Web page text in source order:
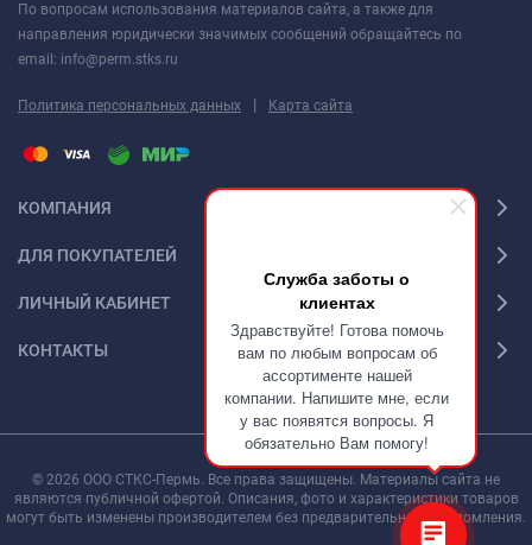
Служба заботы о
клиентах
Здравствуйте! Готова помочь
вам по любым вопросам об
ассортименте нашей
компании. Напишите мне, если
у вас появятся вопросы. Я
обязательно Вам помогу!
По вопросам использования материалов сайта, а также для
направления юридически значимых сообщений обращайтесь по
email: info@perm.stks.ru
Политика персональных данных | Карта сайта
КОМПАНИЯ
ДЛЯ ПОКУПАТЕЛЕЙ
ЛИЧНЫЙ КАБИНЕТ
КОНТАКТЫ
© 2026 ООО СТКС-Пермь. Все права защищены. Материалы сайта не
являются публичной офертой. Описания, фото и характеристики товаров
могут быть изменены производителем без предварительного уведомления.